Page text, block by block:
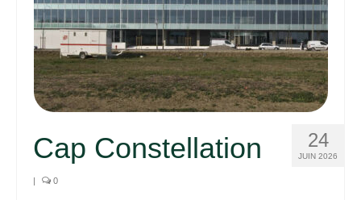
24
JUIN 2026
Cap Constellation
| 0